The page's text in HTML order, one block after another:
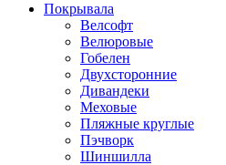
Покрывала
Велсофт
Велюровые
Гобелен
Двухсторонние
Дивандеки
Меховые
Пляжные круглые
Пэчворк
Шиншилла